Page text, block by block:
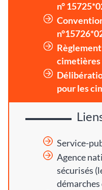
n°
cimetières
pour les
Service-
Agence
sécurisés